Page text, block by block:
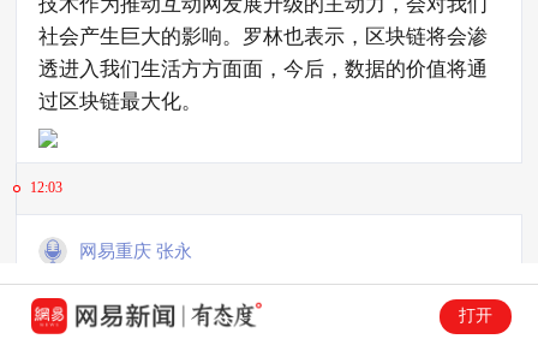
社会产生巨大的影响。罗林也表示，区块链将会渗
透进入我们生活方方面面，今后，数据的价值将通
过区块链最大化。
12:03
网易重庆 张永
廖凯锋说，市委网信办在全市区块链产业发展中的
定位是服务者角色，包括联动全市多个部委部门，
打开